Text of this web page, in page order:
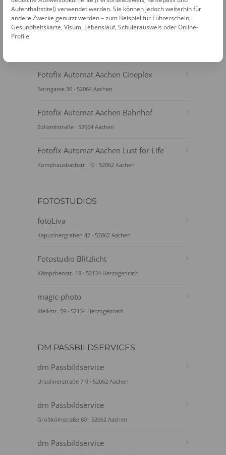
Fotofix Automat Aachen Cineplex
Borngasse 30 · 52064 Aachen
Fotofix Automat Aachen Bahnhof
Zollamtstraße · 52064 Aachen
Fotofix Automat Aachen Lust for Life
Komphausbachstr. 10 · 52062 Aachen
FOTOSTUDIOS
fotoLiva
Kapuzinergraben 42 · 52062 Aachen
Fotostudio Blitzlicht
Kämpchenstr. 18 · 52134 Herzogenrath
magic-photo
Kleikstr. 59 · 52134 Herzogenrath
DM PASSBILDSERVICES
dm Passbildservice
Ursulinerstraße 7-9 · 52062 Aachen
dm Passbildservice
Großkölnstraße 60 · 52062 Aachen
dm Passbildservice
Aufenthaltstitel) verwendet werden. Sie können jedoch weiterhin für
andere Zwecke genutzt werden – zum Beispiel für Führerschein,
Gesundheitskarte, Visum, Lebenslauf, Schülerausweis oder Online-
Profile